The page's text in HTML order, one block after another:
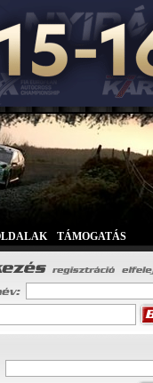
TÁMOGATÁS